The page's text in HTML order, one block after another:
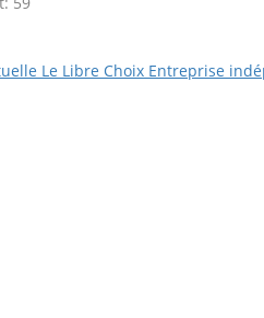
Le Libre Choix Entreprise